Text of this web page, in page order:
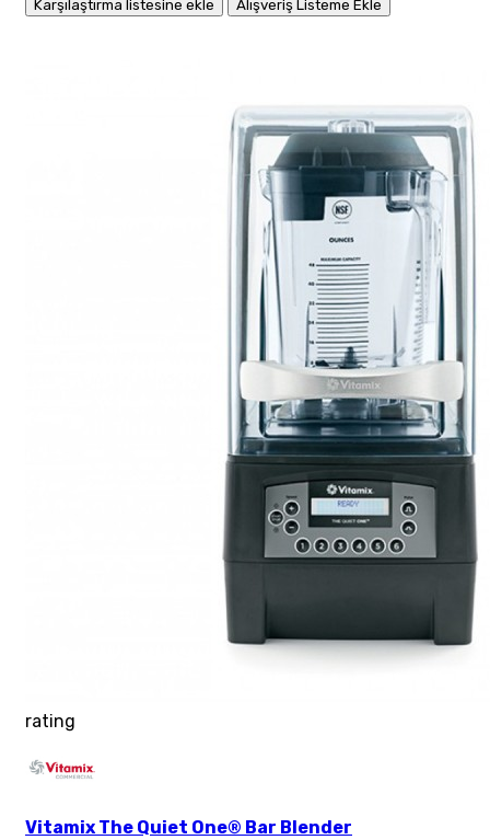
Karşılaştırma listesine ekle
Alışveriş Listeme Ekle
rating
Vitamix The Quiet One® Bar Blender